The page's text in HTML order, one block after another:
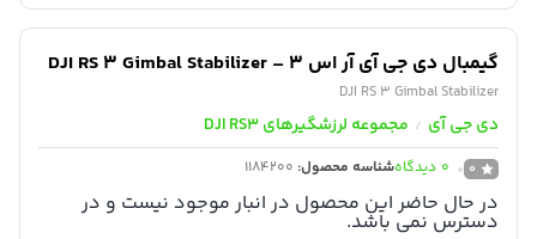
گیمبال دی جی آی آر اس 3 – DJI RS 3 Gimbal Stabilizer
DJI RS 3 Gimbal Stabilizer
دی جی آی / مجموعه لرزشگیرهای DJI RS3
0
0 دیدگاهشناسه محصول: 1184200
در حال حاضر این محصول در انبار موجود نیست و در
دسترس نمی باشد.